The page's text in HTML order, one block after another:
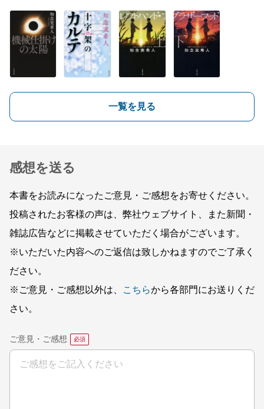
一覧を見る
感想を送る
本書をお読みになったご意見・ご感想をお寄せください。
投稿されたお客様の声は、弊社ウェブサイト、また新聞・
雑誌広告などに掲載させていただく場合がございます。
※いただいた内容へのご返信は致しかねますのでご了承く
ださい。
※ご意見・ご感想以外は、
こちらから各部門にお送りくだ
さい。
ご意見・ご感想